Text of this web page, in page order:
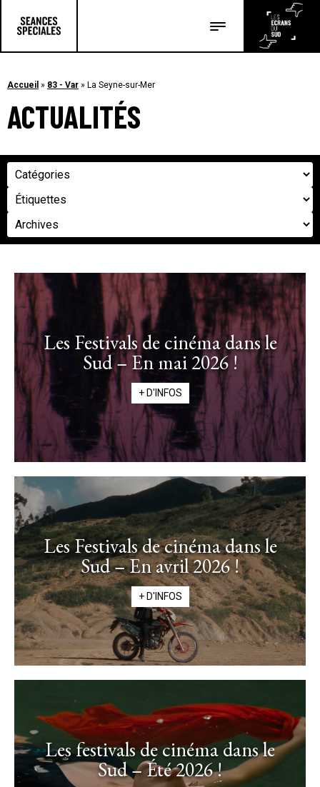
Les articles
Accueil » 83 - Var » La Seyne-sur-Mer
ACTUALITÉS
Les Festivals de cinéma dans le
Sud – En mai 2026 !
+ D'INFOS
Les Festivals de cinéma dans le
Sud – En avril 2026 !
+ D'INFOS
Les festivals de cinéma dans le
Sud – Été 2026 !